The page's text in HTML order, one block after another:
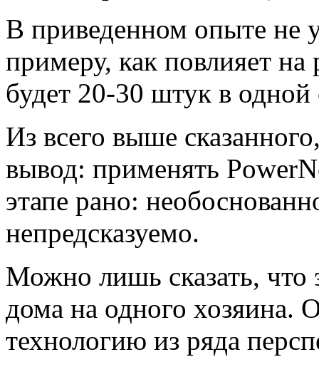
В приведенном опыте не
примеру, как повлияет на
будет 20-30 штук в одной
Из всего выше
вывод: применять
этапе рано:
непредсказуемо.
Можно лишь сказать, что
дома на одного хозяина.
технологию из ряда